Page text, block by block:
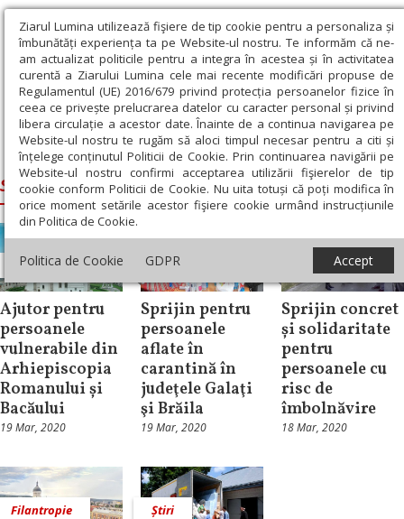
Ziarul Lumina utilizează fişiere de tip cookie pentru a personaliza și
îmbunătăți experiența ta pe Website-ul nostru. Te informăm că ne-
am actualizat politicile pentru a integra în acestea și în activitatea
curentă a Ziarului Lumina cele mai recente modificări propuse de
Regulamentul (UE) 2016/679 privind protecția persoanelor fizice în
ceea ce privește prelucrarea datelor cu caracter personal și privind
libera circulație a acestor date. Înainte de a continua navigarea pe
Website-ul nostru te rugăm să aloci timpul necesar pentru a citi și
înțelege conținutul Politicii de Cookie. Prin continuarea navigării pe
Website-ul nostru confirmi acceptarea utilizării fişierelor de tip
cookie conform Politicii de Cookie. Nu uita totuși că poți modifica în
orice moment setările acestor fişiere cookie urmând instrucțiunile
din Politica de Cookie.
Politica de Cookie GDPR Accept
Ziarul Lumina › sprijin social
sprijin social
Filantropie
Ajutor pentru
persoanele
vulnerabile din
Arhiepiscopia
Romanului și
Bacăului
19 Mar, 2020
Filantropie
Sprijin pentru
persoanele
aflate în
carantină în
judeţele Galaţi
şi Brăila
19 Mar, 2020
Filantropie
Sprijin concret
și solidaritate
pentru
persoanele cu
risc de
îmbolnăvire
18 Mar, 2020
Filantropie Știri